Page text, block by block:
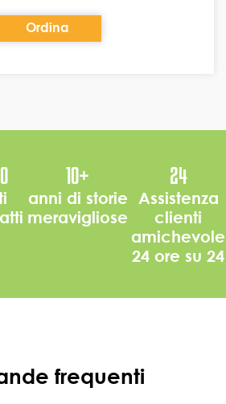
Ordina
10+
anni di storie
meravigliose
24
Assistenza
clienti
amichevole
24 ore su 24
frequenti